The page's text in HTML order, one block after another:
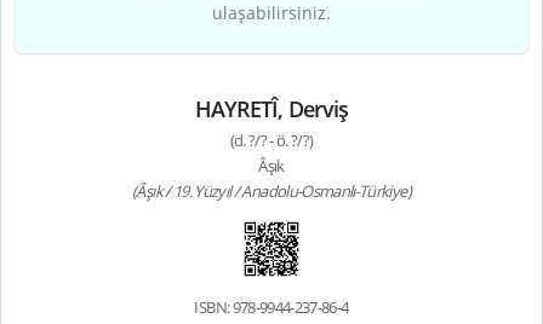
ulaşabilirsiniz.
HAYRETÎ, Derviş
(d. ?/? - ö. ?/?)
Âşık
(Âşık / 19. Yüzyıl / Anadolu-Osmanlı-Türkiye)
ISBN: 978-9944-237-86-4